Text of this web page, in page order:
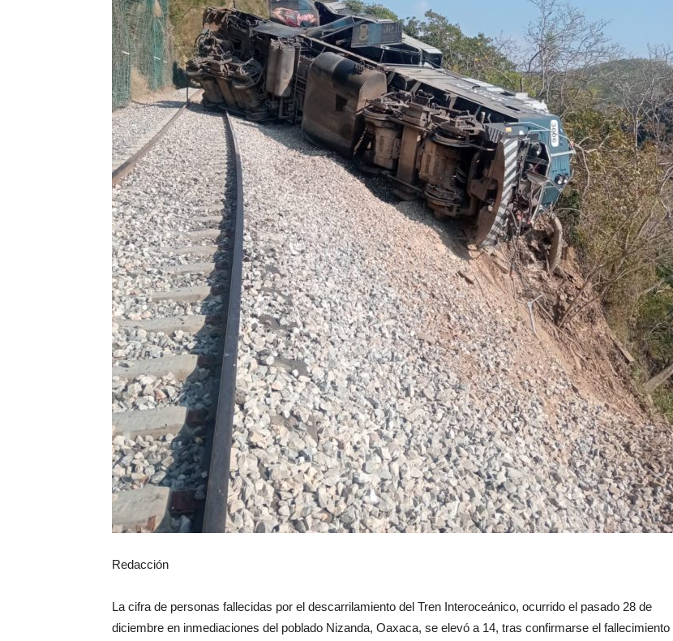
Redacción
La cifra de personas fallecidas por el descarrilamiento del Tren Interoceánico, ocurrido el pasado 28 de
diciembre en inmediaciones del poblado Nizanda, Oaxaca, se elevó a 14, tras confirmarse el fallecimiento